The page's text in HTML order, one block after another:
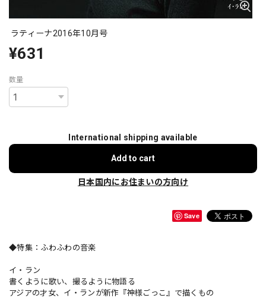
ラティーナ2016年10月号
¥631
数量
International shipping available
Add to cart
日本国内にお住まいの方向け
Save
◆特集：ふわふわの音楽
イ・ラン
書くように歌い、撮るように物語る
アジアの才女、イ・ランが新作『神様ごっこ』で描くもの